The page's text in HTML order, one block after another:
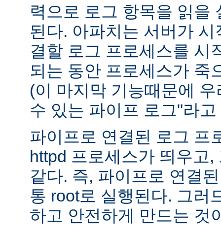
력으로 로그 항목을 읽을
된다. 아파치는 서버가
결할 로그 프로세스를 시
되는 동안 프로세스가 죽
(이 마지막 기능때문에
수 있는 파이프 로그"라
파이프로 연결된 로그 프
httpd 프로세스가 띄우고
같다. 즉, 파이프로 연결
통 root로 실행된다. 그러
하고 안전하게 만드는 것